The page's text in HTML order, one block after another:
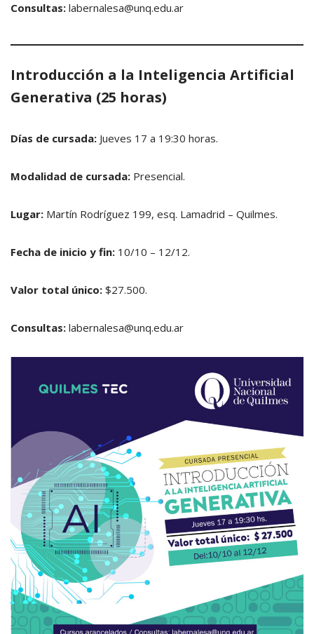
Consultas: labernalesa@unq.edu.ar
Introducción a la Inteligencia Artificial
Generativa (25 horas)
Días de cursada: Jueves 17 a 19:30 horas.
Modalidad de cursada: Presencial.
Lugar: Martín Rodríguez 199, esq. Lamadrid – Quilmes.
Fecha de inicio y fin: 10/10 – 12/12.
Valor total único: $27.500.
Consultas: labernalesa@unq.edu.ar